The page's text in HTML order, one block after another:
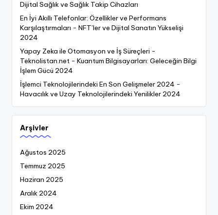
Dijital Sağlık ve Sağlık Takip Cihazları
En İyi Akıllı Telefonlar: Özellikler ve Performans
Karşılaştırmaları - NFT’ler ve Dijital Sanatın Yükselişi
2024
Yapay Zeka ile Otomasyon ve İş Süreçleri -
Teknolistan.net - Kuantum Bilgisayarları: Geleceğin Bilgi
İşlem Gücü 2024
İşlemci Teknolojilerindeki En Son Gelişmeler 2024 -
Havacılık ve Uzay Teknolojilerindeki Yenilikler 2024
Arşivler
Ağustos 2025
Temmuz 2025
Haziran 2025
Aralık 2024
Ekim 2024